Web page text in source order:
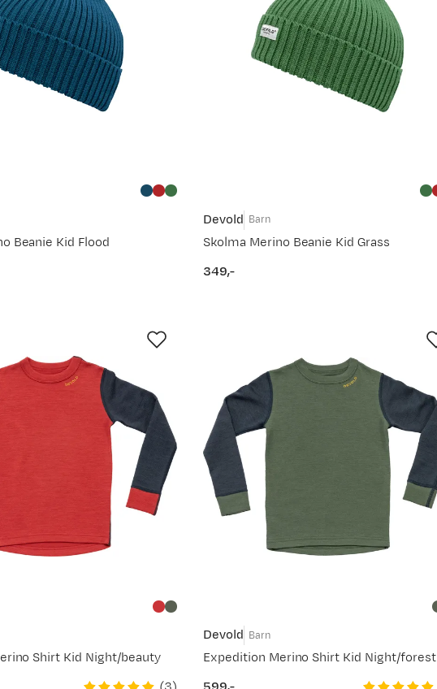
Beanie Kid Flood
Devold Barn
Skolma Merino Beanie Kid Grass
price
349,-
Shirt Kid Night/beauty
Devold Barn
Expedition Merino Shirt Kid Night/forest